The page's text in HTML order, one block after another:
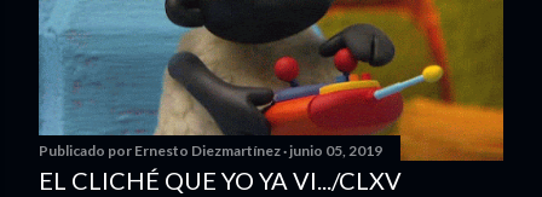
Publicado por Ernesto Diezmartínez junio 05, 2019
EL CLICHÉ QUE YO YA VI.../CLXV